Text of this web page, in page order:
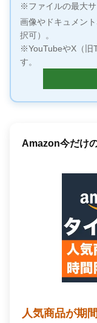
※ファイルの最大サ
画像やドキュメン
択可）。
※YouTubeやX（旧
す。
「聴く」読書で
Audible オー